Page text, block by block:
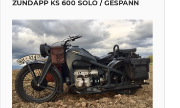
ZÜNDAPP KS 600 SOLO / GESPANN